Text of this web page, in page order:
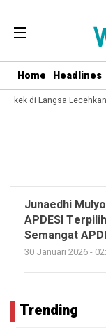
Home Headlines
Kakek di Langsa
Junaedhi
APDESI
Semangat
30 Januari 2026 -
Trending